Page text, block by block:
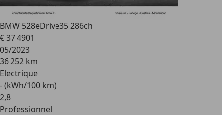
BMW 528eDrive35 286ch
€ 37 4901
05/2023
36 252 km
Electrique
- (kWh/100 km)
2,8
Professionnel